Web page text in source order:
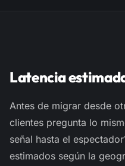
Latencia
Antes de migrar desde
clientes pregunta lo
señal hasta el
estimados según la